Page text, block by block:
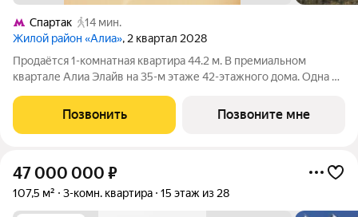
Спартак
14 мин.
Жилой район «Алиа», 2 квартал 2028
Продаётся 1-комнатная квартира 44.2 м. В премиальном
квартале Алиа Элайв на 35-м этаже 42-этажного дома. Одна из
премиальный квартал Алиа Элайв. Это две башни LIGHTHOUSE
от бюро APEX на первой
Позвонить Позвоните мне
47 000 000 ₽
107,5 м² 3-комн. квартира 15 этаж из 28